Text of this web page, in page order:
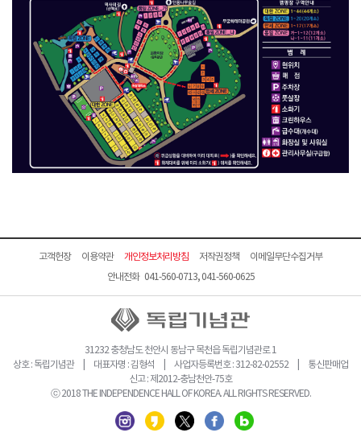
고객헌장 이용약관 개인정보처리방침 저작권정책
이메일무단수집거부
안내전화 041-560-0713, 041-560-0625
31232 충청남도 천안시 동남구 목천읍 독립기념관로 1
상호 : 독립기념관 | 대표자명 : 김형석 | 사업자등록번호 : 312-82-02552 | 통신판매업
신고 : 제2012-충남천안-75호
ⓒ 2018 THE INDEPENDENCE HALL OF KOREA. ALL RIGHTS RESERVED.